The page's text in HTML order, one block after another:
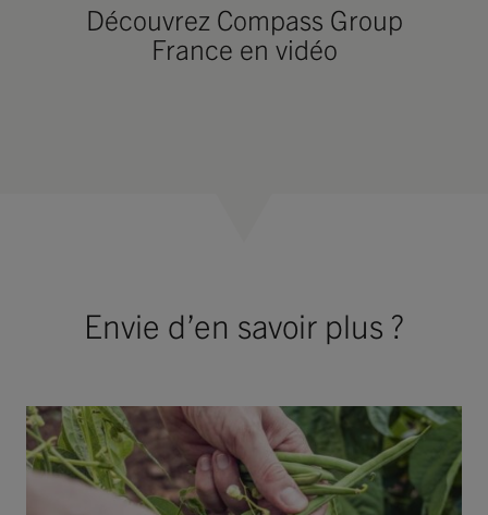
Découvrez Compass Group
France en vidéo
Envie d’en savoir plus ?